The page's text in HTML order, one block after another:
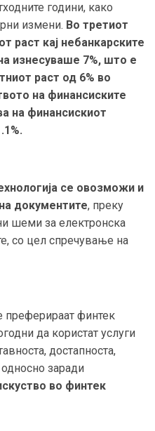
години, како
измени. Во третиот
раст кај небанкарските
изнесуваше 7%, што е
раст од 6% во
на финансиските
на финансискиот
се овозможи и
документите, преку
шеми за електронска
со цел спречување на
финтек
да користат услуги
достапноста,
односно заради
во финтек